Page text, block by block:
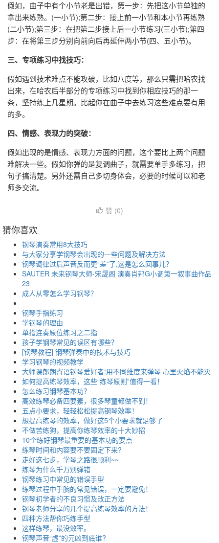
假如，曲子中有个小节老是出错，第一步：先把这小节单独的
拿出来练熟。(一小节);第二步：接上前一小节和本小节再练熟
(二小节);第三步：在把第二步接上后一小节练习(三小节);第四
步：在将第三步分别向前向后再延伸两小节(四、五小节)。
三、专项练习中找技巧：
假如遇到技术难点不能攻破，比如八度等，那么只需把哈农找
出来，在哈农后半部分的专项练习中找到你相应技巧的那一
条，坚持练上几星期。比起你在曲子中去练习这些难点要有用
的多。
四、情感、表现力的突破：
假如出现的是情感、表现力方面的问题，这个要比上两个问题
难解决一些。假如你弹的是复调曲子，就需要单手多练习，把
句子搞清楚。另外还需自己多切身体会，必要的时候可以和老
师多交流。
赞 (0)
猜你喜欢
钢琴演奏常用8大技巧
与大家分享学钢琴会出现的一些问题及解决方法
钢琴调律过后声音反而更“差”了,这是怎么回事儿？
SAUTER 未来钢琴大师-宋晟阁 演奏肖邦G小调第一叙事曲作品
23
成人从零怎么学习钢琴？
钢琴手指练习
学钢琴的理由
单指连奏原位练习之二指
孩子学钢琴常见的误区有哪些？
[钢琴教程] 钢琴弹奏中的技术与技巧
学习钢琴的视频教学
大师课郎朗寄语钢琴爱好者:用不同维度来弹琴 心里火焰不能灭
如何提高练琴效率，这些“练琴原则”值得一看！
怎么练习钢琴基本功？
高效练琴必备四要素，很多琴童都做不到！
五点小要求，轻轻松松提高钢琴效率！
想提高练琴的效率，做好这5个小要求就足够了
不做苦练狗，提高你练琴效率的十大妙招
10个练好钢琴最重要的基本功的要点
练琴时间和内容要不要固定下来?
走好这七步，学琴之路很顺利~~
练琴为什么千万别弹错
钢琴练习中常见的错误手型
练琴过程中手腕的常见错误，一定要避免！
钢琴初学者的不良习惯及改正方法
钢琴老师分享的几个提高练琴效率的方法！
四种方法帮你巧练手型
这样练琴，最没效率。
钢琴声音“虚”的元凶到底谁?